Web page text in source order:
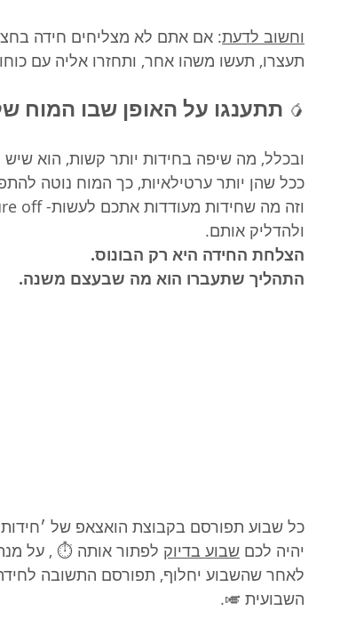
וחשוב לדעת: אם אתם לא מצליחים חידה
תעצרו, תעשו משהו אחר, ותחזרו אליה עם
🥭 תתענגו על האופן שבו המוח
ובכלל, מה שיפה בחידות יותר קשות, הוא שיש
ככל שהן יותר ערטילאיות, כך המוח נוטה
ולהדליק אותם.
הצלחת החידה היא רק הבונוס.
התהליך שתעברו הוא מה שבעצם משנה.
כל שבוע תפורסם בקבוצת הואצאפ של
יהיה לכם שבוע בדיוק לפתור אותה ⏱️ , על
לאחר שהשבוע יחלוף, תפורסם התשובה
השבועית 🎺.